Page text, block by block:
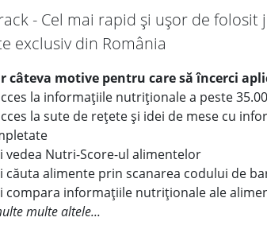
- Cel mai rapid și ușor de
exclusiv din România
câteva motive pentru care să încerci
la informațiile nutriționale a peste
la sute de rețete și idei de mese cu
vedea Nutri-Score-ul alimentelor
căuta alimente prin scanarea codului de
compara informațiile nutriționale ale
multe altele...